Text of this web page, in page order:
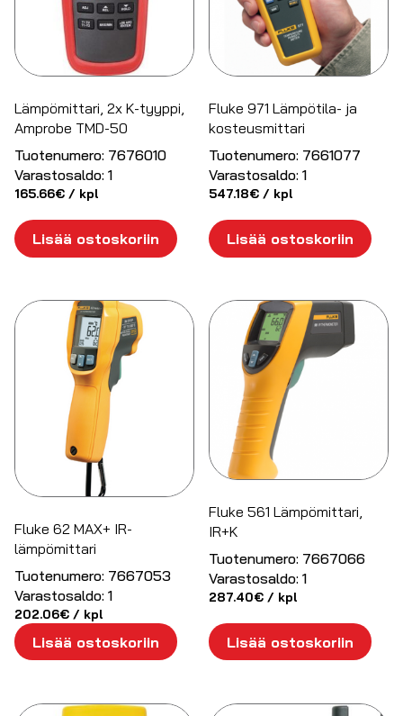
Lämpömittari, 2x K-tyyppi,
Amprobe TMD-50
Tuotenumero: 7676010
Varastosaldo: 1
165.66€ / kpl
Lisää ostoskoriin
Fluke 971 Lämpötila- ja
kosteusmittari
Tuotenumero: 7661077
Varastosaldo: 1
547.18€ / kpl
Lisää ostoskoriin
Fluke 62 MAX+ IR-
lämpömittari
Tuotenumero: 7667053
Varastosaldo: 1
202.06€ / kpl
Lisää ostoskoriin
Fluke 561 Lämpömittari,
IR+K
Tuotenumero: 7667066
Varastosaldo: 1
287.40€ / kpl
Lisää ostoskoriin